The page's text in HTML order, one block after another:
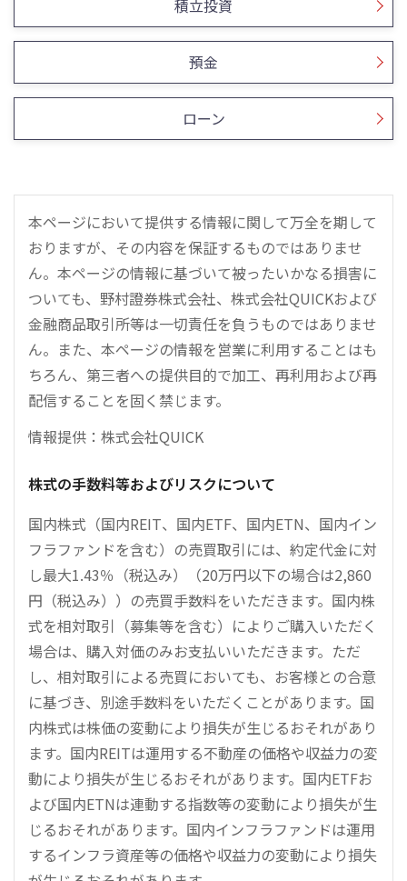
積立投資
預金
ローン
本ページにおいて提供する情報に関して万全を期して
おりますが、その内容を保証するものではありませ
ん。本ページの情報に基づいて被ったいかなる損害に
ついても、野村證券株式会社、株式会社QUICKおよび
金融商品取引所等は一切責任を負うものではありませ
ん。また、本ページの情報を営業に利用することはも
ちろん、第三者への提供目的で加工、再利用および再
配信することを固く禁じます。
情報提供：株式会社QUICK
株式の手数料等およびリスクについて
国内株式（国内REIT、国内ETF、国内ETN、国内イン
フラファンドを含む）の売買取引には、約定代金に対
し最大1.43％（税込み）（20万円以下の場合は2,860
円（税込み））の売買手数料をいただきます。国内株
式を相対取引（募集等を含む）によりご購入いただく
場合は、購入対価のみお支払いいただきます。ただ
し、相対取引による売買においても、お客様との合意
に基づき、別途手数料をいただくことがあります。国
内株式は株価の変動により損失が生じるおそれがあり
ます。国内REITは運用する不動産の価格や収益力の変
動により損失が生じるおそれがあります。国内ETFお
よび国内ETNは連動する指数等の変動により損失が生
じるおそれがあります。国内インフラファンドは運用
するインフラ資産等の価格や収益力の変動により損失